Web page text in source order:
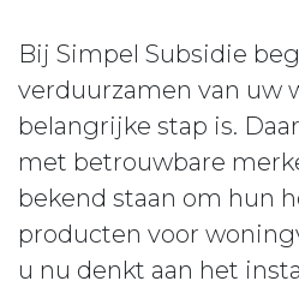
Bij Simpel Subsidie
verduurzamen van uw
belangrijke stap is.
met betrouwbare
bekend staan om hun
producten voor
u nu denkt aan het